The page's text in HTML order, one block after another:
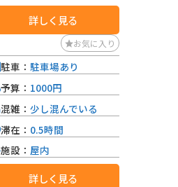
詳しく見る
お気に入り
駐車： 駐車場あり
予算： 1000円
混雑： 少し混んでいる
滞在： 0.5時間
施設： 屋内
詳しく見る